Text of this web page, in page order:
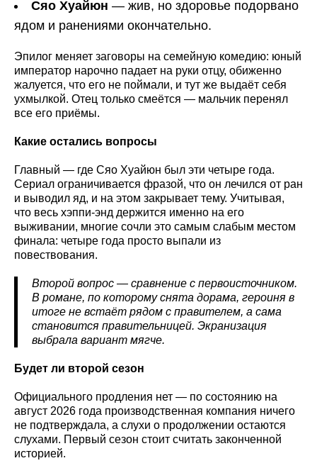
Сяо Хуайюн — жив, но здоровье подорвано
ядом и ранениями окончательно.
Эпилог меняет заговоры на семейную комедию: юный
император нарочно падает на руки отцу, обиженно
жалуется, что его не поймали, и тут же выдаёт себя
ухмылкой. Отец только смеётся — мальчик перенял
все его приёмы.
Какие остались вопросы
Главный — где Сяо Хуайюн был эти четыре года.
Сериал ограничивается фразой, что он лечился от ран
и выводил яд, и на этом закрывает тему. Учитывая,
что весь хэппи-энд держится именно на его
выживании, многие сочли это самым слабым местом
финала: четыре года просто выпали из
повествования.
Второй вопрос — сравнение с первоисточником.
В романе, по которому снята дорама, героиня в
итоге не встаёт рядом с правителем, а сама
становится правительницей. Экранизация
выбрала вариант мягче.
Будет ли второй сезон
Официального продления нет — по состоянию на
август 2026 года производственная компания ничего
не подтверждала, а слухи о продолжении остаются
слухами. Первый сезон стоит считать законченной
историей.